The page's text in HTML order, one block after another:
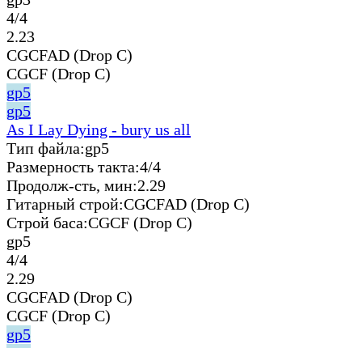
4/4
2.23
CGCFAD (Drop C)
CGCF (Drop C)
gp5
gp5
As I Lay Dying - bury us all
Тип файла:gp5
Размерность такта:4/4
Продолж-сть, мин:2.29
Гитарный строй:CGCFAD (Drop C)
Строй баса:CGCF (Drop C)
gp5
4/4
2.29
CGCFAD (Drop C)
CGCF (Drop C)
gp5